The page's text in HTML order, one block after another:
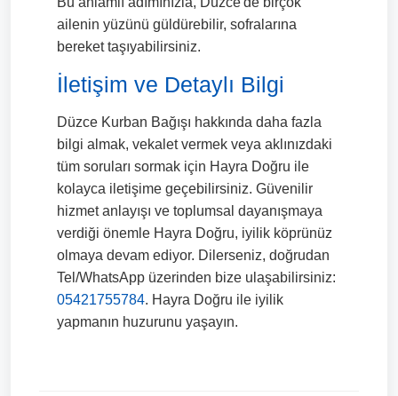
ailenin yüzünü güldürebilir, sofralarına
bereket taşıyabilirsiniz.
İletişim ve Detaylı Bilgi
Düzce Kurban Bağışı hakkında daha fazla
bilgi almak, vekalet vermek veya aklınızdaki
tüm soruları sormak için Hayra Doğru ile
kolayca iletişime geçebilirsiniz. Güvenilir
hizmet anlayışı ve toplumsal dayanışmaya
verdiği önemle Hayra Doğru, iyilik köprünüz
olmaya devam ediyor. Dilerseniz, doğrudan
Tel/WhatsApp üzerinden bize ulaşabilirsiniz:
05421755784. Hayra Doğru ile iyilik
yapmanın huzurunu yaşayın.